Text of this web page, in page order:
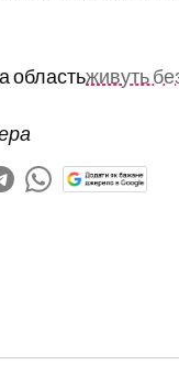
областьживуть